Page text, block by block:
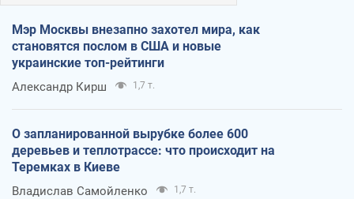
Мэр Москвы внезапно захотел мира, как
становятся послом в США и новые
украинские топ-рейтинги
Александр Кирш 1,7 т.
О запланированной вырубке более 600
деревьев и теплотрассе: что происходит на
Теремках в Киеве
Владислав Самойленко 1,7 т.